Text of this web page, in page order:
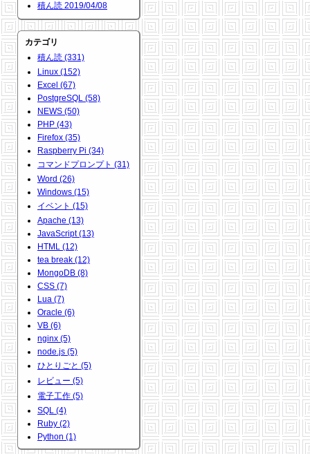
積ん読 2019/04/08
カテゴリ
積ん読 (331)
Linux (152)
Excel (67)
PostgreSQL (58)
NEWS (50)
PHP (43)
Firefox (35)
Raspberry Pi (34)
コマンドプロンプト (31)
Word (26)
Windows (15)
イベント (15)
Apache (13)
JavaScript (13)
HTML (12)
tea break (12)
MongoDB (8)
CSS (7)
Lua (7)
Oracle (6)
VB (6)
nginx (5)
node.js (5)
ひとりごと (5)
レビュー (5)
電子工作 (5)
SQL (4)
Ruby (2)
Python (1)